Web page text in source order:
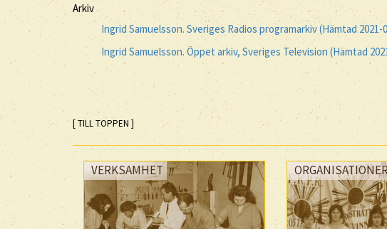
Arkiv
Ingrid Samuelsson. Sveriges Radios programarkiv (Hämtad 2021-
Ingrid Samuelsson. Öppet arkiv, Sveriges Television (Hämtad
[ TILL TOPPEN ]
VERKSAMHET